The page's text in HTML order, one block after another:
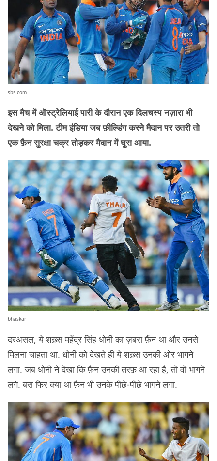
sbs.com
इस मैच में ऑस्ट्रेलियाई पारी के दौरान एक दिलचस्प नज़ारा भी
देखने को मिला. टीम इंडिया जब फ़ील्डिंग करने मैदान पर उतरी तो
एक फ़ैन सुरक्षा चक्र तोड़कर मैदान में घुस आया.
bhaskar
दरअसल, ये शख़्स महेंद्र सिंह धोनी का ज़बरा फ़ैंन था और उनसे
मिलना चाहता था. धोनी को देखते ही ये शख़्स उनकी ओर भागने
लगा. जब धोनी ने देखा कि फ़ैन उनकी तरफ़ आ रहा है, तो वो भागने
लगे. बस फिर क्या था फ़ैन भी उनके पीछे-पीछे भागने लगा.